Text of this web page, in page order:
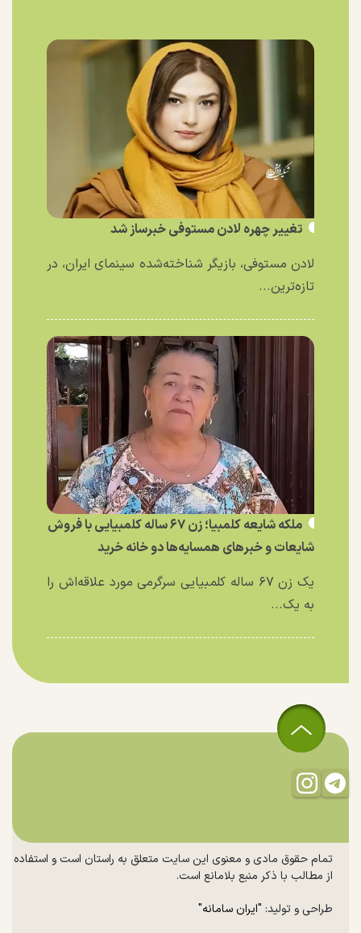
تغییر چهره لادن مستوفی خبرساز شد
لادن مستوفی، بازیگر شناخته‌شده سینمای ایران، در
تازه‌ترین...
ملکه شایعه کلمبیا؛ زن ۶۷ ساله کلمبیایی با فروش
شایعات و خبر‌های همسایه‌ها دو خانه خرید
یک زن ۶۷ ساله کلمبیایی سرگرمی مورد علاقه‌اش را
به یک...
تمام حقوق مادی و معنوی این سایت متعلق به راستان است و استفاده
از مطالب با ذکر منبع بلامانع است.
طراحی و تولید: "ایران سامانه"